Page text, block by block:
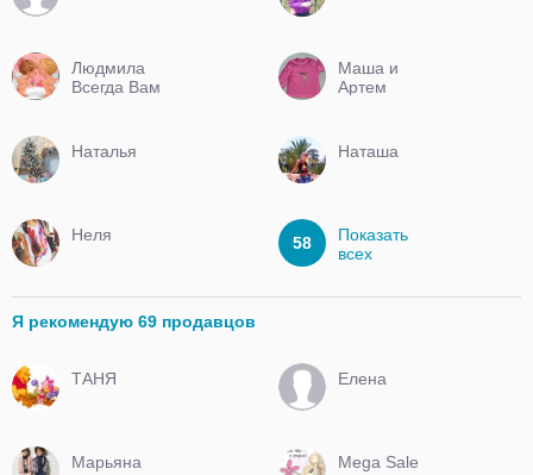
Людмила
Всегда Вам
Маша и
Артем
Наталья Наташа
Неля 58
Показать
всех
Я рекомендую 69 продавцов
ТАНЯ Елена
Марьяна Mega Sale